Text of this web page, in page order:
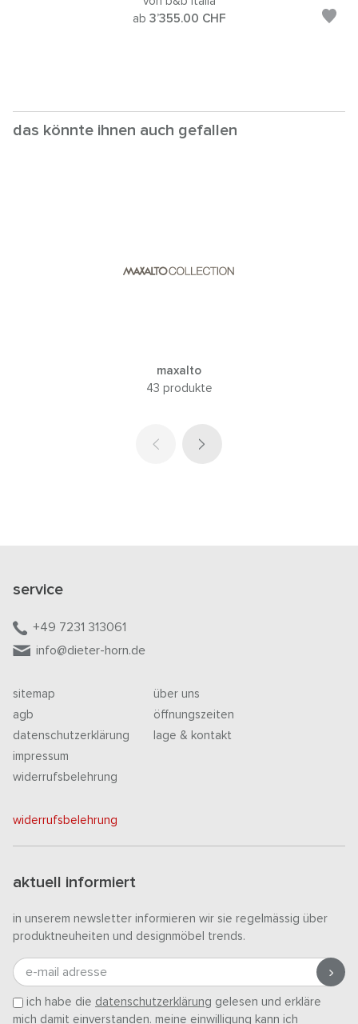
ab 3’355.00 CHF
das könnte ihnen auch gefallen
maxalto
43 produkte
service
+49 7231 313061
info@dieter-horn.de
sitemap
agb
datenschutzerklärung
impressum
widerrufsbelehrung
über uns
öffnungszeiten
lage & kontakt
widerrufsbelehrung
aktuell informiert
in unserem newsletter informieren wir sie regelmässig über
produktneuheiten und designmöbel trends.
e-mail adresse
ich habe die datenschutzerklärung gelesen und erkläre
mich damit einverstanden. meine einwilligung kann ich